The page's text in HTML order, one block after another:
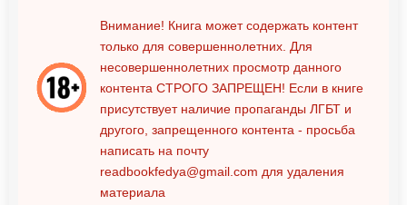
Внимание! Книга может содержать контент
только для совершеннолетних. Для
несовершеннолетних просмотр данного
контента СТРОГО ЗАПРЕЩЕН! Если в книге
присутствует наличие пропаганды ЛГБТ и
другого, запрещенного контента - просьба
написать на почту
readbookfedya@gmail.com для удаления
материала